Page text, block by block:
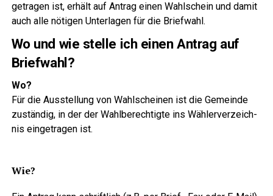
ge­tra­gen ist, erhält auf Antrag einen Wahl­schein und damit
auch alle nöti­gen Unter­la­gen für die Briefwahl.
Wo und wie stel­le ich einen Antrag auf
Briefwahl?
Wo?
Für die Aus­stel­lung von Wahl­schei­nen ist die Gemein­de
zustän­dig, in der der Wahl­be­rech­tig­te ins Wäh­ler­ver­zeich­
nis ein­ge­tra­gen ist.
Wie?